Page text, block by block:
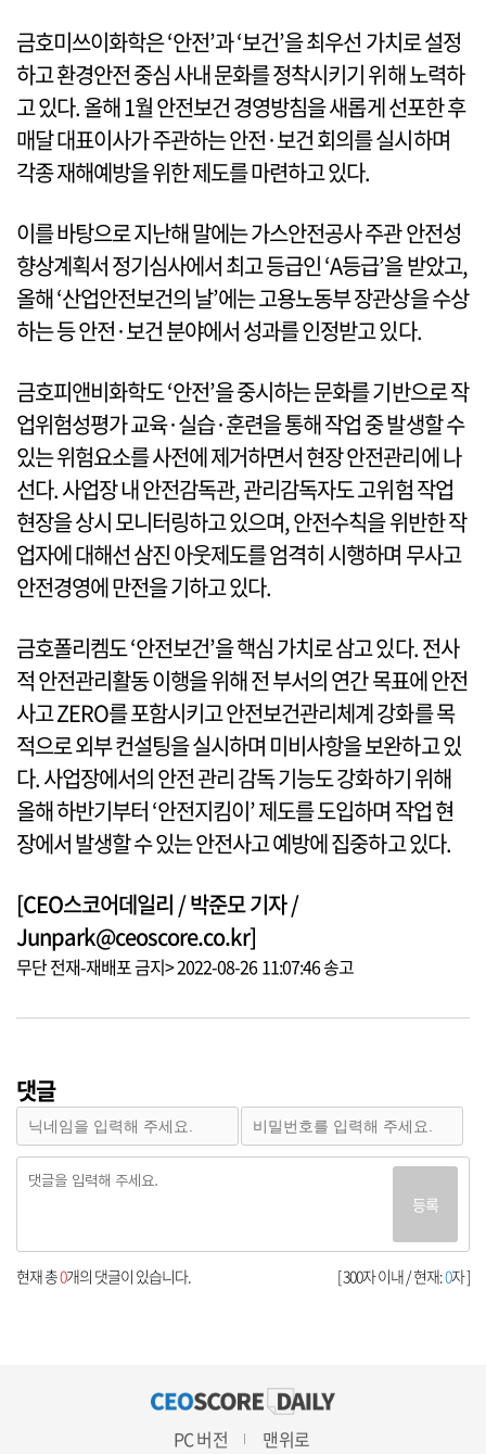
금호미쓰이화학은 ‘안전’과 ‘보건’을 최우선 가치로 설정
하고 환경안전 중심 사내 문화를 정착시키기 위해 노력하
고 있다. 올해 1월 안전보건 경영방침을 새롭게 선포한 후
매달 대표이사가 주관하는 안전·보건 회의를 실시하며
각종 재해예방을 위한 제도를 마련하고 있다.
이를 바탕으로 지난해 말에는 가스안전공사 주관 안전성
향상계획서 정기심사에서 최고 등급인 ‘A등급’을 받았고,
올해 ‘산업안전보건의 날’에는 고용노동부 장관상을 수상
하는 등 안전·보건 분야에서 성과를 인정받고 있다.
금호피앤비화학도 ‘안전’을 중시하는 문화를 기반으로 작
업위험성평가 교육·실습·훈련을 통해 작업 중 발생할 수
있는 위험요소를 사전에 제거하면서 현장 안전관리에 나
선다. 사업장 내 안전감독관, 관리감독자도 고위험 작업
현장을 상시 모니터링하고 있으며, 안전수칙을 위반한 작
업자에 대해선 삼진 아웃제도를 엄격히 시행하며 무사고
안전경영에 만전을 기하고 있다.
금호폴리켐도 ‘안전보건’을 핵심 가치로 삼고 있다. 전사
적 안전관리활동 이행을 위해 전 부서의 연간 목표에 안전
사고 ZERO를 포함시키고 안전보건관리체계 강화를 목
적으로 외부 컨설팅을 실시하며 미비사항을 보완하고 있
다. 사업장에서의 안전 관리 감독 기능도 강화하기 위해
올해 하반기부터 ‘안전지킴이’ 제도를 도입하며 작업 현
장에서 발생할 수 있는 안전사고 예방에 집중하고 있다.
[CEO스코어데일리 / 박준모 기자 /
Junpark@ceoscore.co.kr]
무단 전재-재배포 금지> 2022-08-26 11:07:46 송고
댓글
등록
[ 300자 이내 / 현재:0자 ]
현재 총0개의 댓글이 있습니다.
PC 버전 맨위로